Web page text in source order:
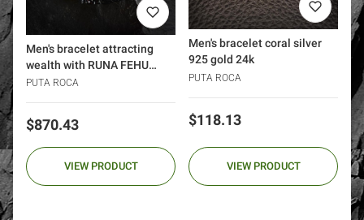
Men's bracelet attracting
wealth with RUNA FEHU
tourmaline gold 585
PUTA ROCA
Price
$870.43
VIEW PRODUCT
Men's bracelet coral silver
925 gold 24k
PUTA ROCA
Price
$118.13
VIEW PRODUCT